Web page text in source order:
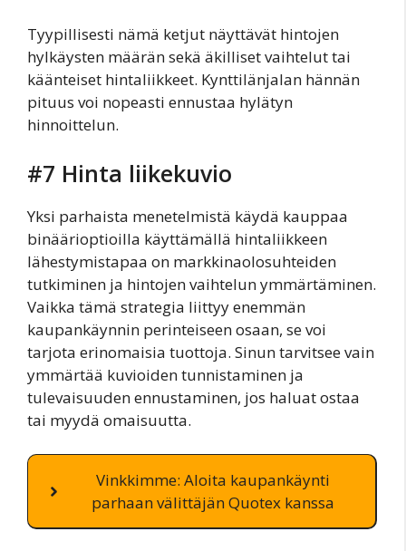
Tyypillisesti nämä ketjut näyttävät hintojen
hylkäysten määrän sekä äkilliset vaihtelut tai
käänteiset hintaliikkeet. Kynttilänjalan hännän
pituus voi nopeasti ennustaa hylätyn
hinnoittelun.
#7 Hinta liikekuvio
Yksi parhaista menetelmistä käydä kauppaa
binäärioptioilla käyttämällä hintaliikkeen
lähestymistapaa on markkinaolosuhteiden
tutkiminen ja hintojen vaihtelun ymmärtäminen.
Vaikka tämä strategia liittyy enemmän
kaupankäynnin perinteiseen osaan, se voi
tarjota erinomaisia tuottoja. Sinun tarvitsee vain
ymmärtää kuvioiden tunnistaminen ja
tulevaisuuden ennustaminen, jos haluat ostaa
tai myydä omaisuutta.
Vinkkimme: Aloita kaupankäynti
parhaan välittäjän Quotex kanssa